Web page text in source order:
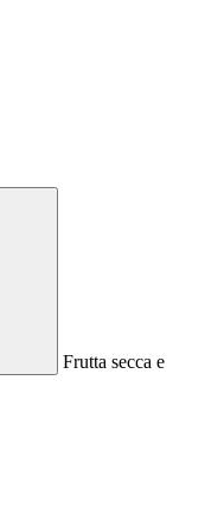
Frutta secca e